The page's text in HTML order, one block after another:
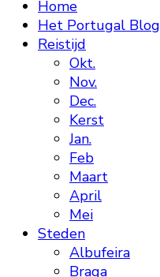
Home
Het Portugal Blog
Reistijd
Okt.
Nov.
Dec.
Kerst
Jan.
Feb
Maart
April
Mei
Steden
Albufeira
Braga